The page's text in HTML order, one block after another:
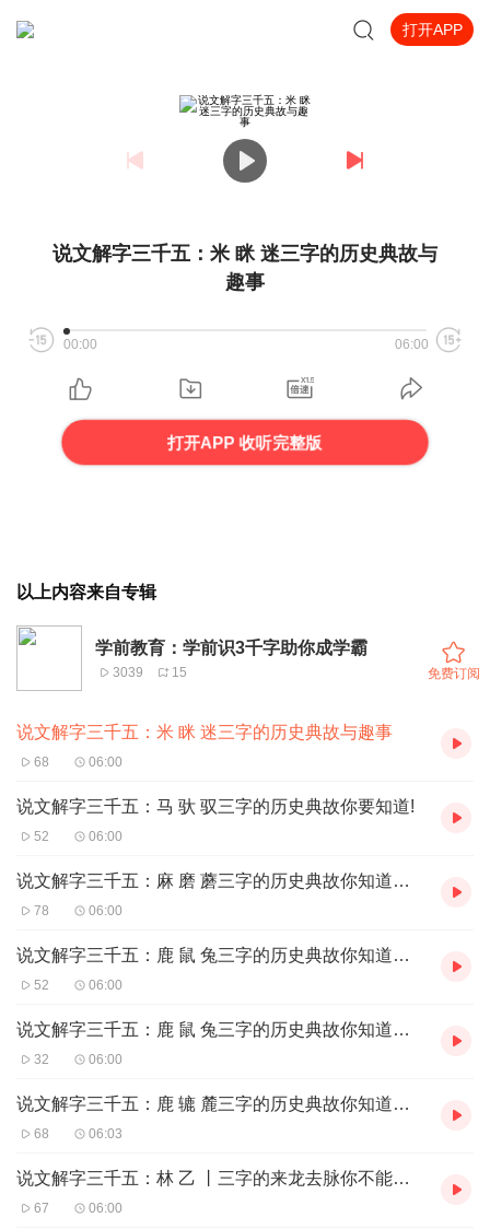
打开APP
说文解字三千五：米 眯 迷三字的历史典故与
趣事
00:00 06:00
打开APP 收听完整版
以上内容来自专辑
学前教育：学前识3千字助你成学霸
3039 15 免费订阅
说文解字三千五：米 眯 迷三字的历史典故与趣事
68 06:00
说文解字三千五：马 驮 驭三字的历史典故你要知道!
52 06:00
说文解字三千五：麻 磨 蘑三字的历史典故你知道吗？
78 06:00
说文解字三千五：鹿 鼠 兔三字的历史典故你知道吗？
52 06:00
说文解字三千五：鹿 鼠 兔三字的历史典故你知道吗？
32 06:00
说文解字三千五：鹿 辘 麓三字的历史典故你知道吗？
68 06:03
说文解字三千五：林 乙 丨三字的来龙去脉你不能不知道！
67 06:00